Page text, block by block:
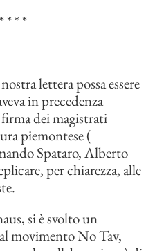
* * *
lettera possa essere
in precedenza
dei magistrati
piemontese (
Spataro, Alberto
per chiarezza, alle
si è svolto un
movimento No Tav,